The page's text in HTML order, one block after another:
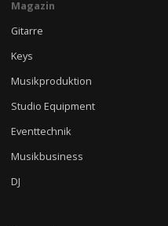
Magazin
Gitarre
Keys
Musikproduktion
Studio Equipment
Eventtechnik
Musikbusiness
DJ